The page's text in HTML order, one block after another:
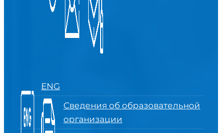
ENG
Сведения об образовательной
организации